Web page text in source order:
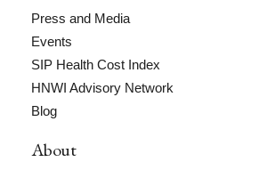
Press and Media
Events
SIP Health Cost Index
HNWI Advisory Network
Blog
About